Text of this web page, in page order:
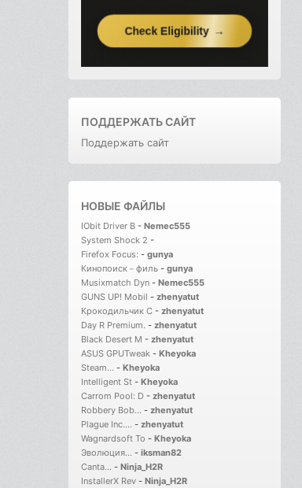
ПОДДЕРЖАТЬ САЙТ
Поддержать сайт
НОВЫЕ ФАЙЛЫ
IObit Driver B - Nemec555
System Shock 2 -
Firefox Focus: - gunya
Кинопоиск－филь - gunya
Musixmatch Dyn - Nemec555
GUNS UP! Mobil - zhenyatut
Крокодильчик С - zhenyatut
Day R Premium. - zhenyatut
Black Desert M - zhenyatut
ASUS GPUTweak - Kheyoka
Steam... - Kheyoka
Intelligent St - Kheyoka
Carrom Pool: D - zhenyatut
Robbery Bob... - zhenyatut
Plague Inc.... - zhenyatut
Wagnardsoft To - Kheyoka
Эволюция... - iksman82
Canta... - Ninja_H2R
InstallerX Rev - Ninja_H2R